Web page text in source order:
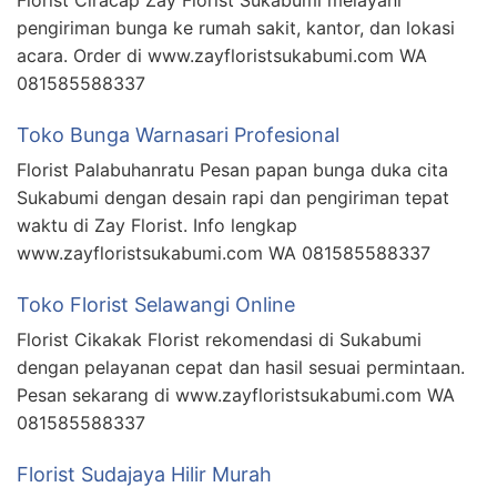
pengiriman bunga ke rumah sakit, kantor, dan lokasi
acara. Order di www.zayfloristsukabumi.com WA
081585588337
Toko Bunga Warnasari Profesional
Florist Palabuhanratu Pesan papan bunga duka cita
Sukabumi dengan desain rapi dan pengiriman tepat
waktu di Zay Florist. Info lengkap
www.zayfloristsukabumi.com WA 081585588337
Toko Florist Selawangi Online
Florist Cikakak Florist rekomendasi di Sukabumi
dengan pelayanan cepat dan hasil sesuai permintaan.
Pesan sekarang di www.zayfloristsukabumi.com WA
081585588337
Florist Sudajaya Hilir Murah